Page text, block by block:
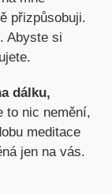
přizpůsobuji.
Abyste si
dálku,
to nic nemění,
meditace
jen na vás.